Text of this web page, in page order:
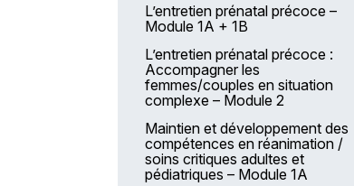
Modalités de gestion du Plan
d’actions régional et coordonné –
Les modalités de gestion
Une équipe à votre service
Comment venir à la délégation
Anfh Centre-Val de Loire ?
Projet stratégique 2025 – 2028
L’entretien prénatal précoce –
Module 1A + 1B
L’entretien prénatal précoce :
Accompagner les
femmes/couples en situation
complexe – Module 2
Maintien et développement des
compétences en réanimation /
soins critiques adultes et
pédiatriques – Module 1A